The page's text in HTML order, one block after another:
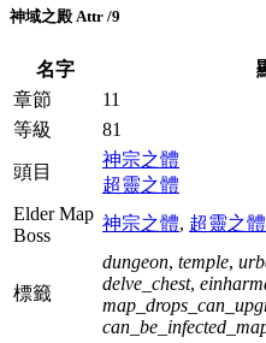
神域之殿 Attr /9
名字
章節
11
等級
81
頭目
神宗之體
超靈之體
Elder Map
Boss
神宗之體, 超靈之體
標籤
dungeon, temple,
delve_chest,